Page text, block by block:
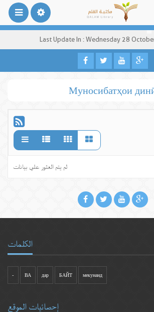
Last Update In : Wednesday 28
Муносибатҳои
لم يتم العثور علي بيانات
الكلمات
- ВА дар БАЙТ мекунанд
إحصائيات الموقع